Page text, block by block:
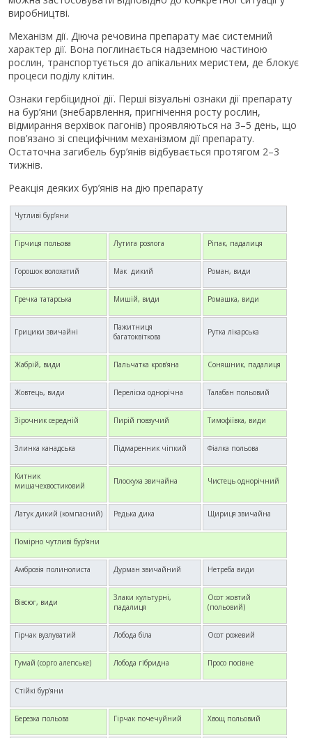
виробництві.
Механізм дії. Діюча речовина препарату має системний
характер дії. Вона поглинається надземною частиною
рослин, транспортується до апікальних меристем, де блокує
процеси поділу клітин.
Ознаки гербіцидної дії. Перші візуальні ознаки дії препарату
на бур’яни (знебарвлення, пригнічення росту рослин,
відмирання верхівок пагонів) проявляються на 3–5 день, що
пов’язано зі специфічним механізмом дії препарату.
Остаточна загибель бур’янів відбувається протягом 2–3
тижнів.
Реакція деяких бур’янів на дію препарату
Чутливі бур’яни
Гірчиця польова Лутига розлога Ріпак, падалиця
Горошок волохатий Мак дикий Роман, види
Гречка татарська Мишій, види Ромашка, види
Грицики звичайні
Пажитниця
багатоквіткова
Рутка лікарська
Жабрій, види Пальчатка кров’яна Соняшник, падалиця
Жовтець, види Переліска однорічна Талабан польовий
Зірочник середній Пирій повзучий Тимофіївка, види
Злинка канадська Підмаренник чіпкий Фіалка польова
Китник
мишачехвостиковий
Плоскуха звичайна Чистець однорічний
Латук дикий (компасний) Редька дика Щириця звичайна
Помірно чутливі бур’яни
Амброзія полинолиста Дурман звичайний Нетреба види
Вівсюг, види
Злаки культурні,
падалиця
Осот жовтий
(польовий)
Гірчак вузлуватий Лобода біла Осот рожевий
Гумай (сорго алепське) Лобода гібридна Просо посівне
Стійкі бур’яни
Березка польова Гірчак почечуйний Хвощ польовий